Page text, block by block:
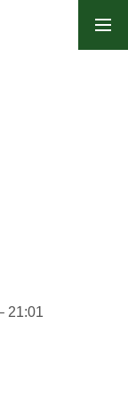
21:01